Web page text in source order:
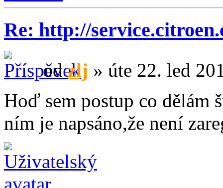
Re: http://
odzlj » úte 22. led
Hoď sem postup co dělám
ním je napsáno,že není